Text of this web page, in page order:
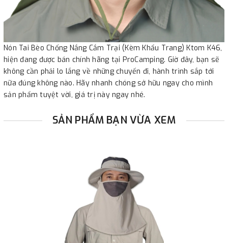
Nón Tai Bèo Chống Nắng Cắm Trại (Kèm Khẩu Trang) Ktom K46,
hiện đang được bán chính hãng tại ProCamping. Giờ đây, bạn sẽ
không cần phải lo lắng về những chuyến đi, hành trình sắp tới
nữa đúng không nào. Hãy nhanh chóng sở hữu ngay cho mình
sản phẩm tuyệt vời, giá trị này ngay nhé.
SẢN PHẨM BẠN VỪA XEM